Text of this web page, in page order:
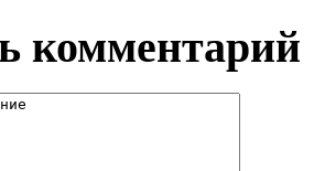
комментарий